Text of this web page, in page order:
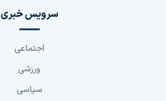
سرویس خبری
اجتماعی
ورزشی
سیاسی